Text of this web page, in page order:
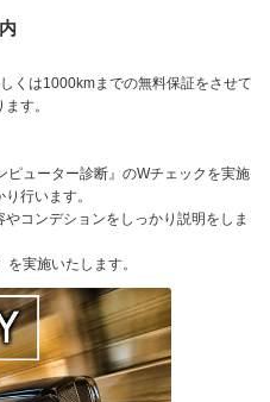
くは1000kmまでの無料保証をさせて
す。
ューター診断』のWチェックを実施
行います。
コンデションをしっかり説明をしま
実施いたします。